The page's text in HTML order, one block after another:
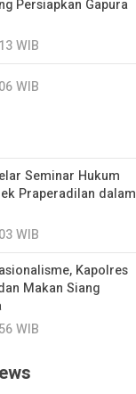
Persiapkan Gapura
WIB
WIB
Seminar Hukum
Praperadilan dalam
WIB
Kapolres
Makan Siang
WIB